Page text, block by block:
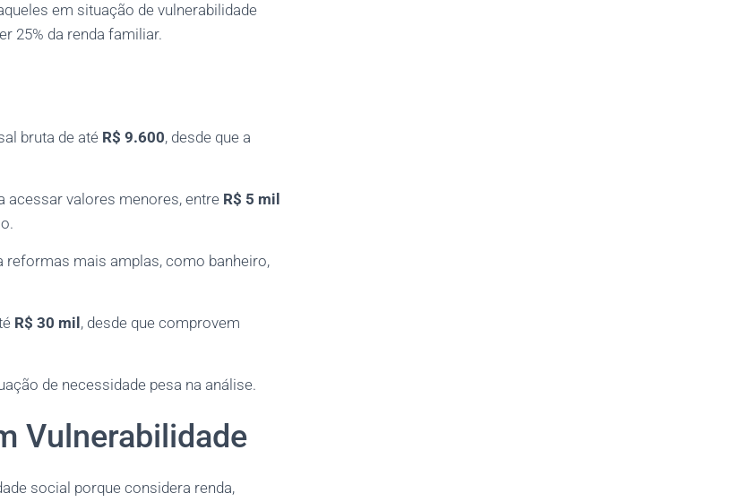
em situação de vulnerabilidade
25% da renda familiar.
bruta de até R$ 9.600, desde que a
acessar valores menores, entre R$ 5 mil
reformas mais amplas, como banheiro,
R$ 30 mil , desde que comprovem
de necessidade pesa na análise.
Vulnerabilidade
social porque considera renda,